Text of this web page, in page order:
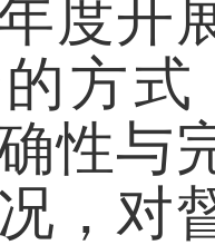
度开
方
性与
， 对